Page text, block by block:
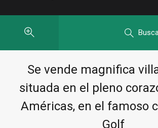
Se vende magnifica
situada en el pleno
Américas, en el famoso
Golf